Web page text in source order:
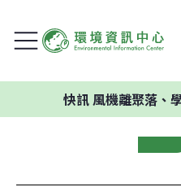
風機離聚落、學校過近